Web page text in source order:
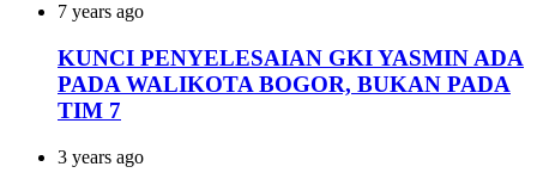
7 years ago
KUNCI PENYELESAIAN GKI YASMIN ADA
PADA WALIKOTA BOGOR, BUKAN PADA
TIM 7
3 years ago